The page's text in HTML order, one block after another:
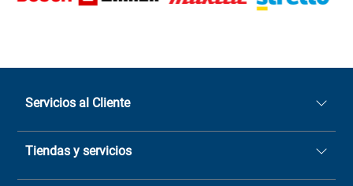
Servicios al Cliente
Quiénes somos
Sucursales
Tiendas y servicios
Casa Matriz: Avenida Chorrillos